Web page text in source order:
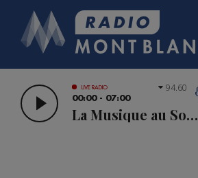
LIVE RADIO
00:00 - 07:00
La Musique au Sommet
94.60